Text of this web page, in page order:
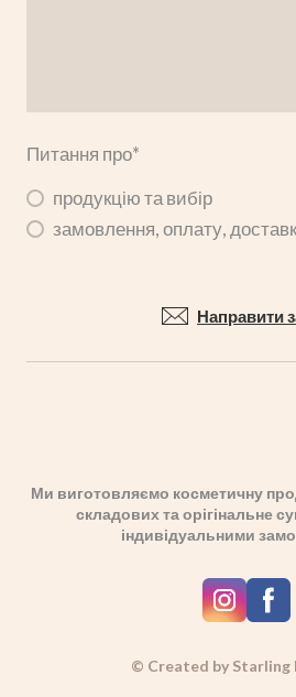
Питання про*
продукцію та вибір
замовлення, оплату,
Направити
Ми виготовляємо косметичну
складових та орігінальне
індивідуальними
© Created by Starling